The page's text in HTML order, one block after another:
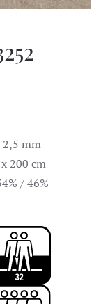
mm
200 cm
/ 46%